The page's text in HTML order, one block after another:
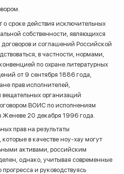
о сроке действия исключительных
собственности, являющихся
и соглашений Российской
в частности, нормами,
по охране литературных
от 9 сентября 1886 года,
прав исполнителей,
организаций
ВОИС по исполнениям
20 декабря 1996 года.
прав на результаты
в качестве ноу-хау могут
активами, российским
однако, учитывая современные
и руководствуясь